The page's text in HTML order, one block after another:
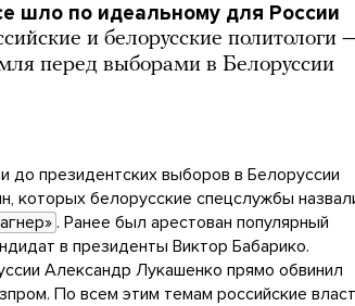
шло по идеальному для России
и белорусские политологи
перед выборами в Белоруссии
до президентских выборов в Белоруссии
которых белорусские спецслужбы
. Ранее был арестован популярный
в президенты Виктор Бабарико.
Александр Лукашенко прямо обвинил
По всем этим темам российские